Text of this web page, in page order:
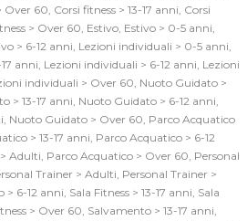
Over 60, Corsi fitness > 13-17 anni, Corsi
> Over 60, Estivo, Estivo > 0-5 anni,
> 6-12 anni, Lezioni individuali > 0-5 anni,
anni, Lezioni individuali > 6-12 anni, Lezioni
individuali > Over 60, Nuoto Guidato >
> 13-17 anni, Nuoto Guidato > 6-12 anni,
, Nuoto Guidato > Over 60, Parco Acquatico
> 13-17 anni, Parco Acquatico > 6-12
Adulti, Parco Acquatico > Over 60, Personal
Trainer > Adulti, Personal Trainer >
> 6-12 anni, Sala Fitness > 13-17 anni, Sala
> Over 60, Salvamento > 13-17 anni,